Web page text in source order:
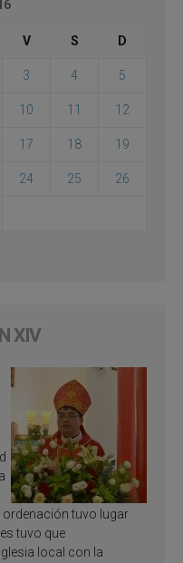
V S D
3 4 5
10 11 12
17 18 19
24 25 26
XIV
ordenación tuvo lugar
tuvo que
local con la